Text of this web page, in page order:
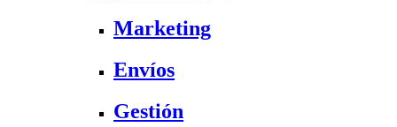
Marketing
Envíos
Gestión